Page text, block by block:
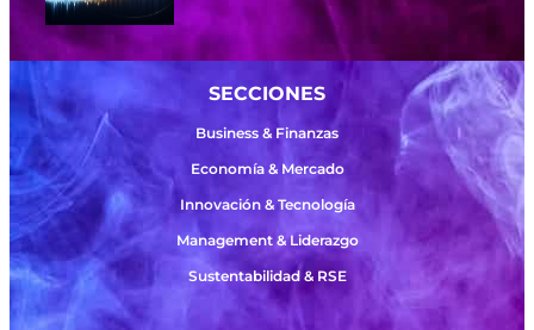
SECCIONES
Business & Finanzas
Economía & Mercado
Innovación & Tecnología
Management & Liderazgo
Sustentabilidad & RSE